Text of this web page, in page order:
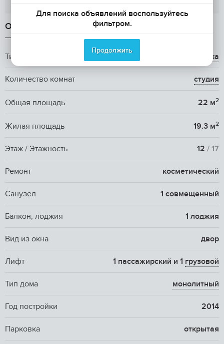
ОБЩАЯ ИНФОРМАЦИЯ
Тип жилья вторичка
Количество комнат студия
Общая площадь 22 м2
Жилая площадь 19.3 м2
Этаж / Этажность 12 / 17
Ремонт косметический
Санузел 1 совмещенный
Балкон, лоджия 1 лоджия
Вид из окна двор
Лифт 1 пассажирский и 1 грузовой
Тип дома монолитный
Год постройки 2014
Парковка открытая
Для поиска объявлений воспользуйтесь
фильтром.
Продолжить